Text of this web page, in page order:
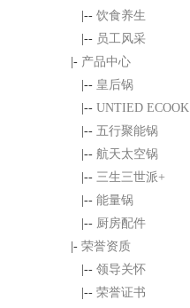
|-- 饮食养生
|-- 员工风采
|- 产品中心
|-- 皇后锅
|-- UNTIED ECOOK
|-- 五行聚能锅
|-- 航天太空锅
|-- 三生三世派+
|-- 能量锅
|-- 厨房配件
|- 荣誉资质
|-- 领导关怀
|-- 荣誉证书